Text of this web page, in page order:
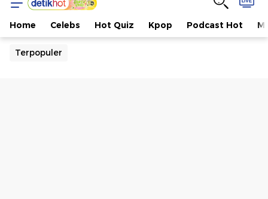
Home Celebs Hot Quiz Kpop Podcast Hot
Terpopuler